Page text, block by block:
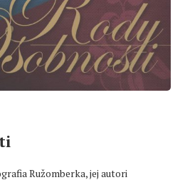
Ružomberka, jej autori